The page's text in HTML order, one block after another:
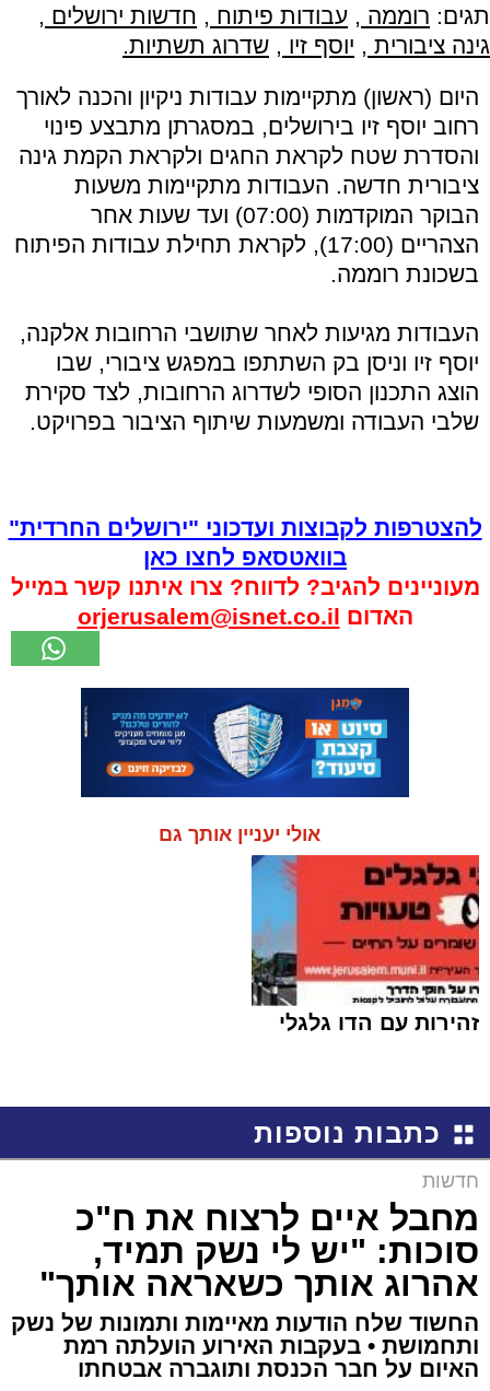
תגים: רוממה , עבודות פיתוח , חדשות ירושלים ,
גינה ציבורית , יוסף זיו , שדרוג תשתיות.
היום (ראשון) מתקיימות עבודות ניקיון והכנה לאורך
רחוב יוסף זיו בירושלים, במסגרתן מתבצע פינוי
והסדרת שטח לקראת החגים ולקראת הקמת גינה
ציבורית חדשה. העבודות מתקיימות משעות
הבוקר המוקדמות (07:00) ועד שעות אחר
הצהריים (17:00), לקראת תחילת עבודות הפיתוח
בשכונת רוממה.
העבודות מגיעות לאחר שתושבי הרחובות אלקנה,
יוסף זיו וניסן בק השתתפו במפגש ציבורי, שבו
הוצג התכנון הסופי לשדרוג הרחובות, לצד סקירת
שלבי העבודה ומשמעות שיתוף הציבור בפרויקט.
להצטרפות לקבוצות ועדכוני "ירושלים החרדית"
בוואטסאפ לחצו כאן
מעוניינים להגיב? לדווח? צרו איתנו קשר במייל
האדום orjerusalem@isnet.co.il
אולי יעניין אותך גם
זהירות עם הדו גלגלי
כתבות נוספות
חדשות
מחבל איים לרצוח את ח"כ
סוכות: "יש לי נשק תמיד,
אהרוג אותך כשאראה אותך"
החשוד שלח הודעות מאיימות ותמונות של נשק
ותחמושת • בעקבות האירוע הועלתה רמת
האיום על חבר הכנסת ותוגברה אבטחתו